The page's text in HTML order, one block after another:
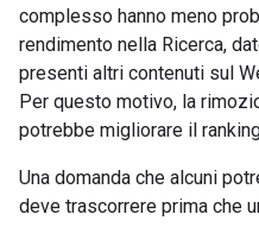
complesso hanno meno
rendimento nella Ricerca,
presenti altri contenuti sul
Per questo motivo, la
potrebbe migliorare il
Una domanda che alcuni
deve trascorrere prima che